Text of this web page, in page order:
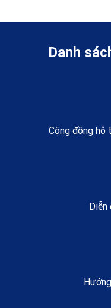
Danh
Cộng đồng hỗ
Diễn